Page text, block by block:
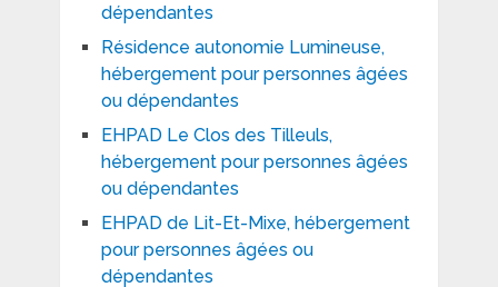
dépendantes
Résidence autonomie Lumineuse,
hébergement pour personnes âgées
ou dépendantes
EHPAD Le Clos des Tilleuls,
hébergement pour personnes âgées
ou dépendantes
EHPAD de Lit-Et-Mixe, hébergement
pour personnes âgées ou
dépendantes